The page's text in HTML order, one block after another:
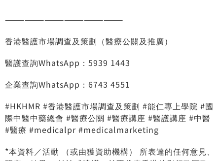
——————————————————
香港醫護市場調查及策劃（醫療公關及推廣）
醫護查詢WhatsApp：5939 1443
企業查詢WhatsApp：6743 4551
#HKHMR #香港醫護市場調查及策劃 #能仁專上學院 #國
際中醫中藥總會 #醫療公關 #醫療講座 #醫護講座 #中醫
#醫療 #medicalpr #medicalmarketing
*本資料／活動 （或由獲資助機構） 所表達的任何意見、